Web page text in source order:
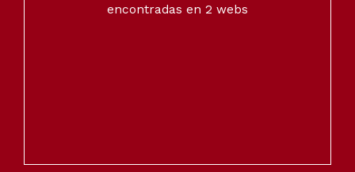
encontradas en 2 webs